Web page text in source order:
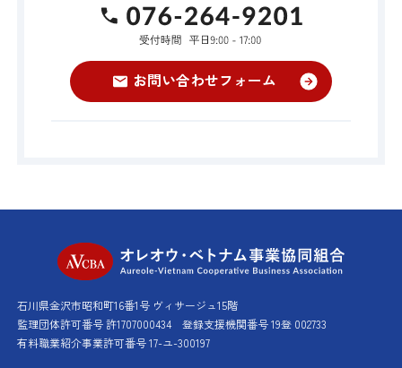
お問い合わせフォーム
オレオウ
石川県金沢市昭和町16番1号 ヴィサージュ15階
監理団体許可番号 許1707000434登録支援機関番号 19登 002733
有料職業紹介事業許可番号 17-ユ-300197